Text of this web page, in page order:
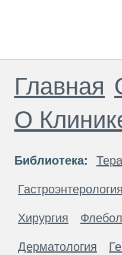
Главная
О
Библиотека:
Гастроэнтерология
Хирургия
Дерматология